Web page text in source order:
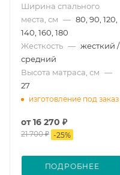
Ширина спального
места, см — 80, 90, 120,
140, 160, 180
Жесткость — жесткий /
средний
Высота матраса, см —
27
изготовление под заказ
от16 270 ₽
21 700 ₽ -25%
ПОДРОБНЕЕ